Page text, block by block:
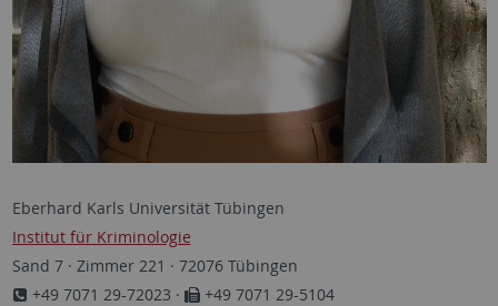
Eberhard Karls Universität Tübingen
Institut für Kriminologie
Sand 7 · Zimmer 221 · 72076 Tübingen
+49 7071 29-72023 ·
+49 7071 29-5104